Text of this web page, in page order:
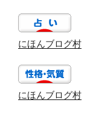
にほんブログ村
にほんブログ村